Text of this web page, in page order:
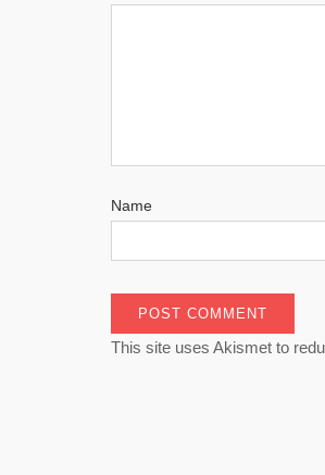
Name
This site uses Akismet to